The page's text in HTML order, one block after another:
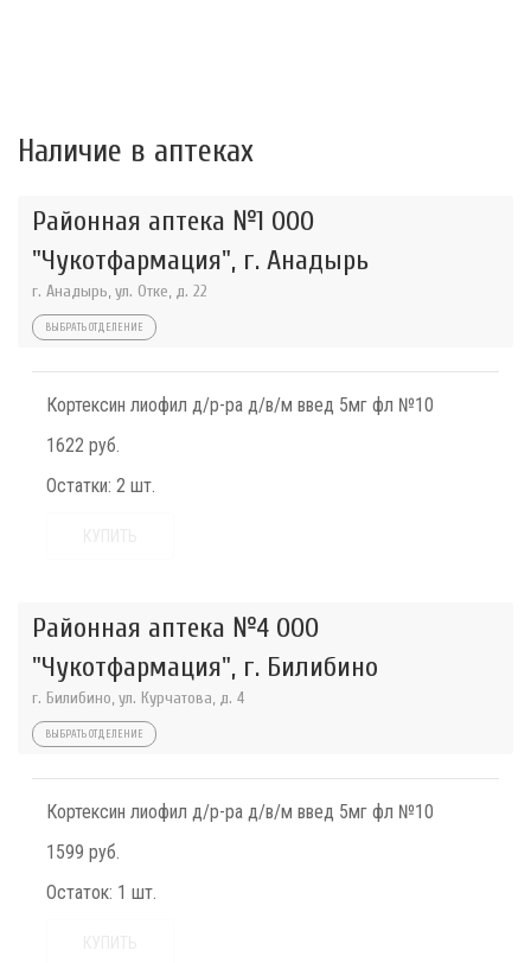
Наличие в аптеках
Районная аптека №1 ООО
"Чукотфармация", г. Анадырь
г. Анадырь, ул. Отке, д. 22
ВЫБРАТЬ ОТДЕЛЕНИЕ
Кортексин лиофил д/р-ра д/в/м введ 5мг фл №10
1622 руб.
Остатки: 2 шт.
Районная аптека №4 ООО
"Чукотфармация", г. Билибино
г. Билибино, ул. Курчатова, д. 4
ВЫБРАТЬ ОТДЕЛЕНИЕ
Кортексин лиофил д/р-ра д/в/м введ 5мг фл №10
1599 руб.
Остаток: 1 шт.